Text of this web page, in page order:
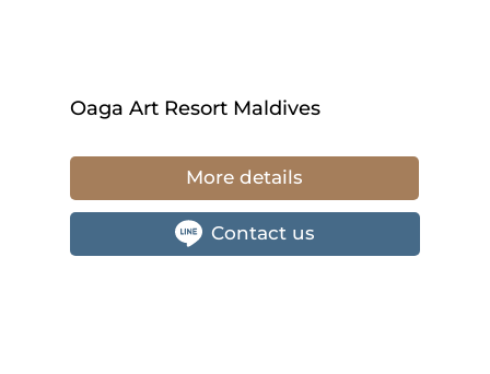
Oaga Art Resort Maldives
More details
Contact us